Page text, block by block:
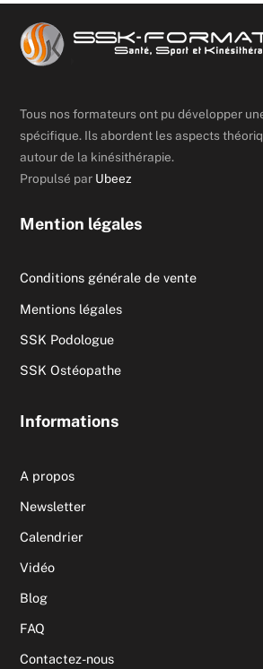
Tous nos formateurs ont pu développer
spécifique. Ils abordent les aspects
autour de la kinésithérapie.
Propulsé par Ubeez
Mention légales
Conditions générale de vente
Mentions légales
SSK Podologue
SSK Ostéopathe
Informations
A propos
Newsletter
Calendrier
Vidéo
Blog
FAQ
Contactez-nous